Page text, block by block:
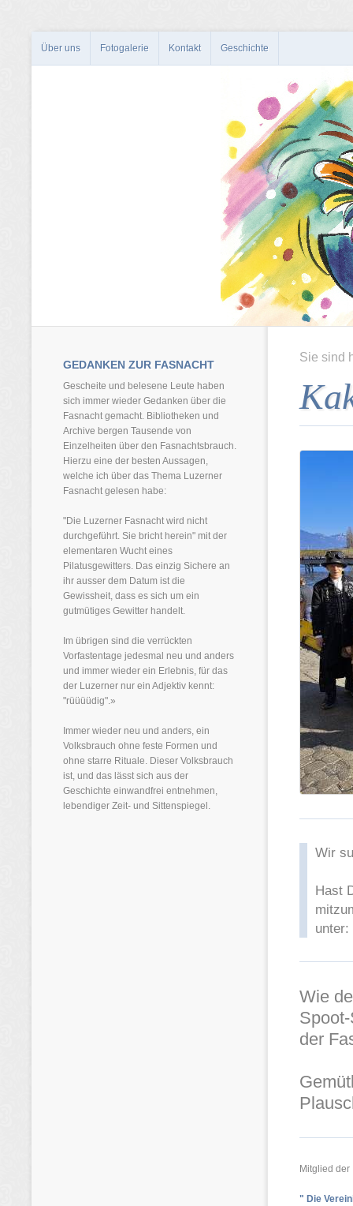
Über uns Fotogalerie Kontakt Geschichte
GEDANKEN ZUR FASNACHT
Gescheite und belesene Leute haben
sich immer wieder Gedanken über die
Fasnacht gemacht. Bibliotheken und
Archive bergen Tausende von
Einzelheiten über den Fasnachtsbrauch.
Hierzu eine der besten Aussagen,
welche ich über das Thema Luzerner
Fasnacht gelesen habe:
"Die Luzerner Fasnacht wird nicht
durchgeführt. Sie bricht herein" mit der
elementaren Wucht eines
Pilatusgewitters. Das einzig Sichere an
ihr ausser dem Datum ist die
Gewissheit, dass es sich um ein
gutmütiges Gewitter handelt.
Im übrigen sind die verrückten
Vorfastentage jedesmal neu und anders
und immer wieder ein Erlebnis, für das
der Luzerner nur ein Adjektiv kennt:
"rüüüüdig".»
Immer wieder neu und anders, ein
Volksbrauch ohne feste Formen und
ohne starre Rituale. Dieser Volksbrauch
ist, und das lässt sich aus der
Geschichte einwandfrei entnehmen,
lebendiger Zeit- und Sittenspiegel.
Sie sind
Wir
Hast
unter:
Wie
der
Mitglied der
" Die